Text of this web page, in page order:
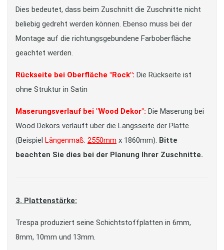
Dies bedeutet, dass beim Zuschnitt die Zuschnitte nicht
beliebig gedreht werden können. Ebenso muss bei der
Montage auf die richtungsgebundene Farboberfläche
geachtet werden.
Rückseite bei Oberfläche "Rock": Die Rückseite ist
ohne Struktur in Satin
Maserungsverlauf bei "Wood Dekor": Die Maserung bei
Wood Dekors verläuft über die Längsseite der Platte
(Beispiel Längenmaß: 2550mm x 1860mm). Bitte
beachten Sie dies bei der Planung Ihrer Zuschnitte.
3. Plattenstärke:
Trespa produziert seine Schichtstoffplatten in 6mm,
8mm, 10mm und 13mm.